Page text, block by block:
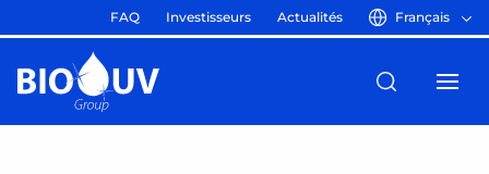
FAQ Investisseurs Actualités Français